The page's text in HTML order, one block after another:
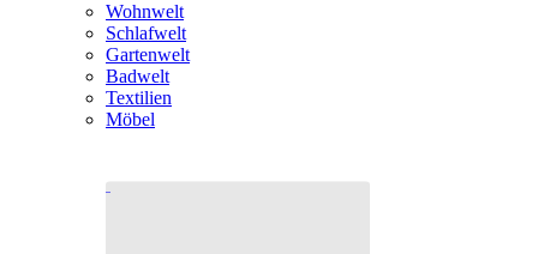
Wohnwelt
Schlafwelt
Gartenwelt
Badwelt
Textilien
Möbel